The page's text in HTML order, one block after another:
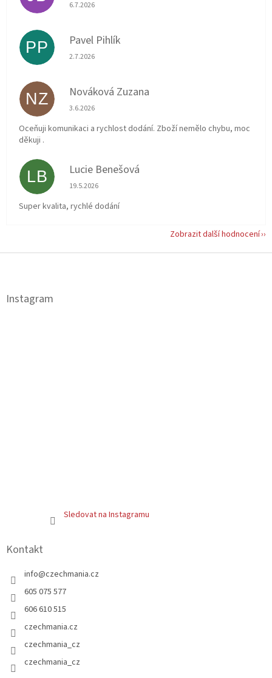
6.7.2026
PP Pavel Pihlík
Hodnocení obchodu je 5 z 5 hvězdiček.
2.7.2026
NZ Nováková Zuzana
Hodnocení obchodu je 5 z 5 hvězdiček.
3.6.2026
Oceňuji komunikaci a rychlost dodání. Zboží nemělo chybu, moc
děkuji .
LB Lucie Benešová
Hodnocení obchodu je 5 z 5 hvězdiček.
19.5.2026
Super kvalita, rychlé dodání
Zobrazit další hodnocení
Z
Instagram
Sledovat na Instagramu
Kontakt
info@czechmania.cz
605 075 577
606 610 515
czechmania.cz
czechmania_cz
czechmania_cz